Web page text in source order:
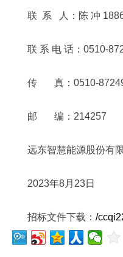
联 系 人：陈 冲
联 系 电 话：0510-
传 真：0510-
邮 编：214257
远东智慧能源股份有
2023年8月23日
招标文件下载： /